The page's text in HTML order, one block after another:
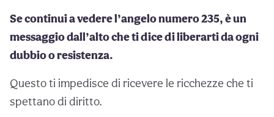
Se continui a vedere l’angelo numero 235, è un
messaggio dall’alto che ti dice di liberarti da ogni
dubbio o resistenza.
Questo ti impedisce di ricevere le ricchezze che ti
spettano di diritto.